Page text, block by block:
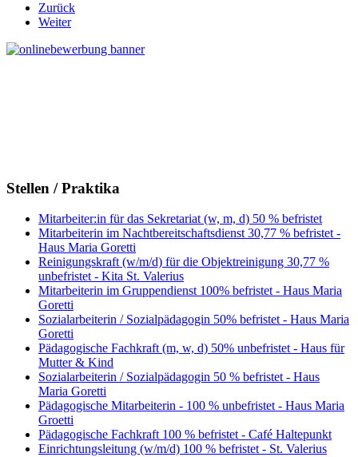
Zurück
Weiter
Stellen / Praktika
Mitarbeiter:in für das Sekretariat (w, m, d) 50 % befristet
Mitarbeiterin im Nachtbereitschaftsdienst 30,77 % befristet -
Haus Maria Goretti
Reinigungskraft (w/m/d) für die Objektreinigung 30,77 %
unbefristet - Kita St. Valerius
Mitarbeiterin im Gruppendienst 100% befristet - Haus Maria
Goretti
Sozialarbeiterin / Sozialpädagogin 50% befristet - Haus Maria
Goretti
Pädagogische Fachkraft (m, w, d) 50% unbefristet - Haus für
Mutter & Kind
Sozialarbeiterin / Sozialpädagogin 50 % befristet - Haus
Maria Goretti
Pädagogische Mitarbeiterin - 100 % unbefristet - Haus Maria
Groetti
Pädagogische Fachkraft 100 % befristet - Café Haltepunkt
Einrichtungsleitung (w/m/d) 100 % befristet - St. Valerius